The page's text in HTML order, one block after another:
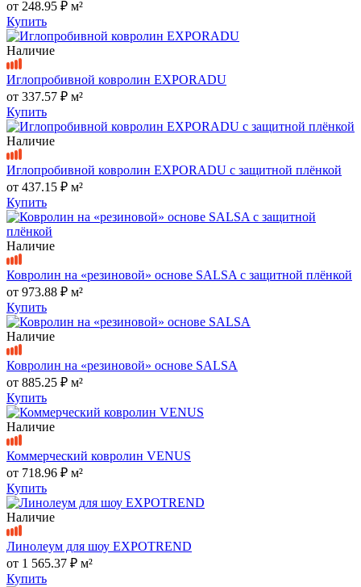
от 248.95 ₽ м²
Купить
Наличие
Иглопробивной ковролин EXPORADU
от 337.57 ₽ м²
Купить
Наличие
Иглопробивной ковролин EXPORADU с защитной плёнкой
от 437.15 ₽ м²
Купить
Наличие
Ковролин на «резиновой» основе SALSA с защитной плёнкой
от 973.88 ₽ м²
Купить
Наличие
Ковролин на «резиновой» основе SALSA
от 885.25 ₽ м²
Купить
Наличие
Коммерческий ковролин VENUS
от 718.96 ₽ м²
Купить
Наличие
Линолеум для шоу EXPOTREND
от 1 565.37 ₽ м²
Купить